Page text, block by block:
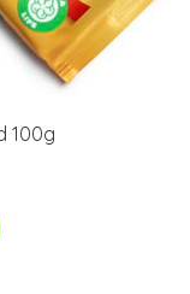
100g